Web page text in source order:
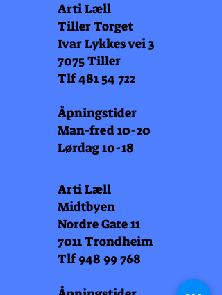
Arti Læll
Tiller Torget
Ivar Lykkes vei 3
7075 Tiller
Tlf481 54 722
Åpningstider
Man-fred 10-20
Lørdag 10-18
Arti Læll
Midtbyen
Nordre Gate 11
7011 Trondheim
Tlf948 99 768